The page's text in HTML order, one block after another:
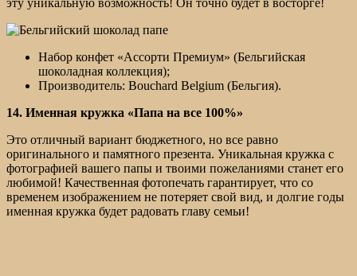
Набор конфет «Ассорти Премиум» (Бельгийская
шоколадная коллекция);
Производитель: Bouchard Belgium (Бельгия).
14. Именная кружка «Папа на все 100%»
Это отличный вариант бюджетного, но все равно
оригинального и памятного презента. Уникальная кружка с
фотографией вашего папы и твоими пожеланиями станет его
любимой! Качественная фотопечать гарантирует, что со
временем изображением не потеряет свой вид, и долгие годы
именная кружка будет радовать главу семьи!